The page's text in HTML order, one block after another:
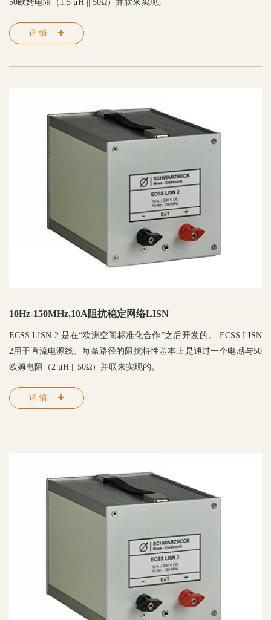
50欧姆电阻（1.5 μH || 50Ω）并联来实现。
详情
10Hz-150MHz,10A阻抗稳定网络LISN
ECSS LISN 2 是在“欧洲空间标准化合作”之后开发的。 ECSS LISN
2用于直流电源线。每条路径的阻抗特性基本上是通过一个电感与50
欧姆电阻（2 μH || 50Ω）并联来实现的。
详情